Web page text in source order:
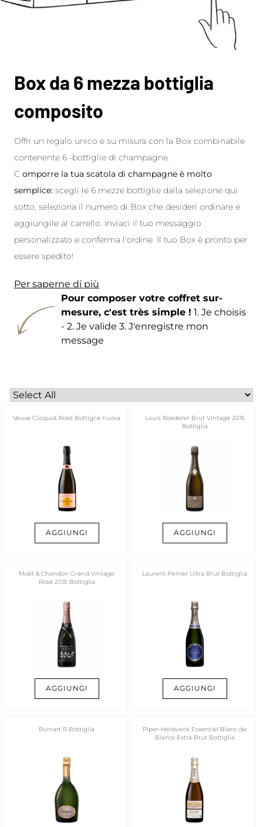
Box da 6 mezza bottiglia
composito
Offri un regalo unico e su misura con la Box combinabile
contenente 6 -bottiglie di champagne.
C omporre la tua scatola di champagne è molto
semplice: scegli le 6 mezze bottiglie dalla selezione qui
sotto, seleziona il numero di Box che desideri ordinare e
aggiungile al carrello. Inviaci il tuo messaggio
personalizzato e conferma l'ordine. Il tuo Box è pronto per
essere spedito!
Per saperne di più
Pour composer votre coffret sur-
mesure, c'est très simple ! 1. Je choisis
- 2. Je valide 3. J'enregistre mon
message
Veuve Clicquot Rosé Bottiglia nuova
AGGIUNGI
Louis Roederer Brut Vintage 2015
Bottiglia
AGGIUNGI
Moët & Chandon Grand Vintage
Rosé 2015 Bottiglia
AGGIUNGI
Laurent-Perrier Ultra Brut Bottiglia
AGGIUNGI
Ruinart R Bottiglia
Piper-Heidsieck Essentiel Blanc de
Blancs Extra Brut Bottiglia